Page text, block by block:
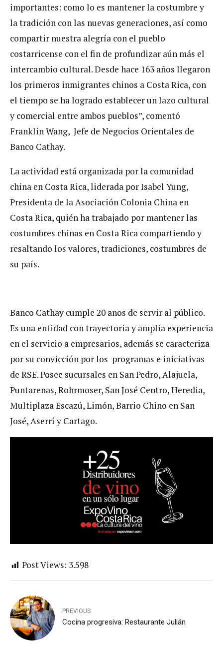
importantes: como lo es mantener la costumbre y
la tradición con las nuevas generaciones, así como
compartir nuestra alegría con el pueblo
costarricense con el fin de profundizar aún más el
intercambio cultural. Desde hace 163 años llegaron
los primeros inmigrantes chinos a Costa Rica, con
el tiempo se ha logrado establecer un lazo cultural
y comercial entre ambos pueblos”, comentó
Franklin Wang, Jefe de Negocios Orientales de
Banco Cathay.
La actividad está organizada por la comunidad
china en Costa Rica, liderada por Isabel Yung,
Presidenta de la Asociación Colonia China en
Costa Rica, quién ha trabajado por mantener las
costumbres chinas en Costa Rica compartiendo y
resaltando los valores, tradiciones, costumbres de
su país.
Banco Cathay cumple 20 años de servir al público.
Es una entidad con trayectoria y amplia experiencia
en el servicio a empresarios, además se caracteriza
por su convicción por los programas e iniciativas
de RSE. Posee sucursales en San Pedro, Alajuela,
Puntarenas, Rohrmoser, San José Centro, Heredia,
Multiplaza Escazú, Limón, Barrio Chino en San
José, Aserrí y Cartago.
Post Views: 3.598
PREVIOUS
Cocina progresiva: Restaurante Julián